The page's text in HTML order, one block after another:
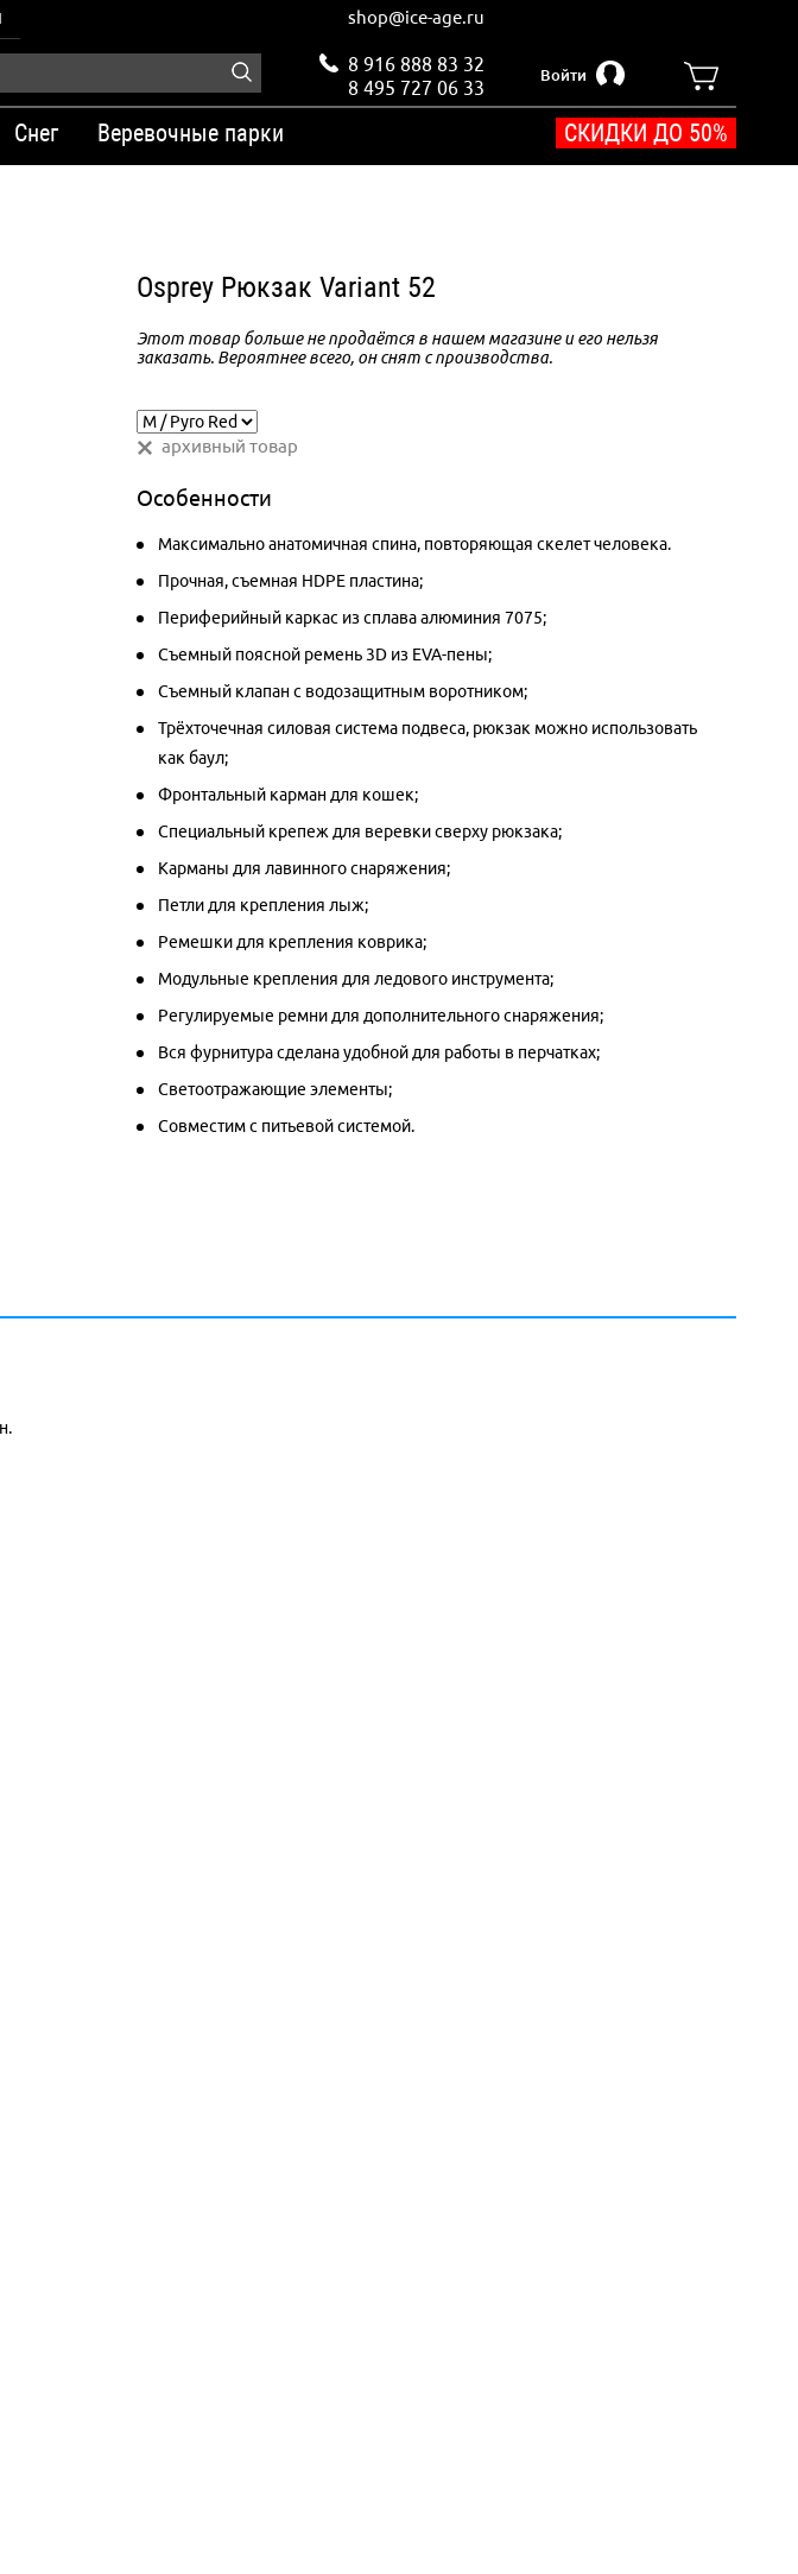
shop@ice-age.ru
8 916 888 83 32
8 495 727 06 33
Войти
Снег Веревочные парки СКИДКИ ДО 50%
Osprey Рюкзак Variant 52
Этот товар больше не продаётся в нашем магазине и его нельзя
заказать. Вероятнее всего, он снят с производства.
архивный товар
Особенности
Максимально анатомичная спина, повторяющая скелет человека.
Прочная, съемная HDPE пластина;
Периферийный каркас из сплава алюминия 7075;
Съемный поясной ремень 3D из EVA-пены;
Съемный клапан с водозащитным воротником;
Трёхточечная силовая система подвеса, рюкзак можно использовать
как баул;
Фронтальный карман для кошек;
Специальный крепеж для веревки сверху рюкзака;
Карманы для лавинного снаряжения;
Петли для крепления лыж;
Ремешки для крепления коврика;
Модульные крепления для ледового инструмента;
Регулируемые ремни для дополнительного снаряжения;
Вся фурнитура сделана удобной для работы в перчатках;
Светоотражающие элементы;
Совместим с питьевой системой.